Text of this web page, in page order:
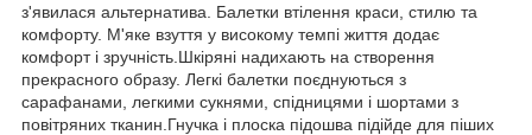
з'явилася альтернатива. Балетки втілення краси, стилю та
комфорту. М'яке взуття у високому темпі життя додає
комфорт і зручність.Шкіряні надихають на створення
прекрасного образу. Легкі балетки поєднуються з
сарафанами, легкими сукнями, спідницями і шортами з
повітряних тканин.Гнучка і плоска підошва підійде для піших